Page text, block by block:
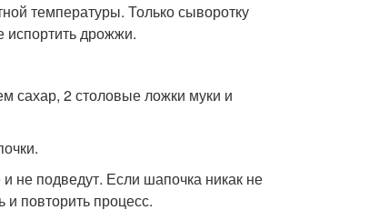
температуры. Только сыворотку
испортить дрожжи.
сахар, 2 столовые ложки муки и
не подведут. Если шапочка никак не
и повторить процесс.